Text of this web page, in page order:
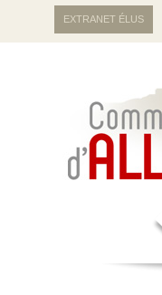
EXTRANET ÉLUS